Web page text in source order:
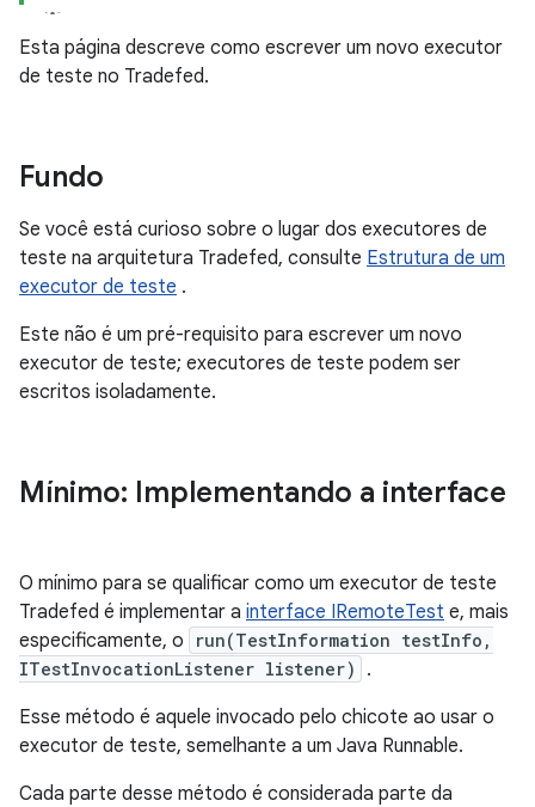
Esta página descreve como escrever um novo executor
de teste no Tradefed.
Fundo
Se você está curioso sobre o lugar dos executores de
teste na arquitetura Tradefed, consulte Estrutura de um
executor de teste .
Este não é um pré-requisito para escrever um novo
executor de teste; executores de teste podem ser
escritos isoladamente.
Mínimo: Implementando a interface
O mínimo para se qualificar como um executor de teste
Tradefed é implementar a interface IRemoteTest e, mais
especificamente, o
run(TestInformation testInfo,
ITestInvocationListener listener)
.
Esse método é aquele invocado pelo chicote ao usar o
executor de teste, semelhante a um Java Runnable.
Cada parte desse método é considerada parte da